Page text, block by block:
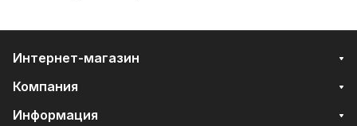
Интернет-магазин
Компания
Информация